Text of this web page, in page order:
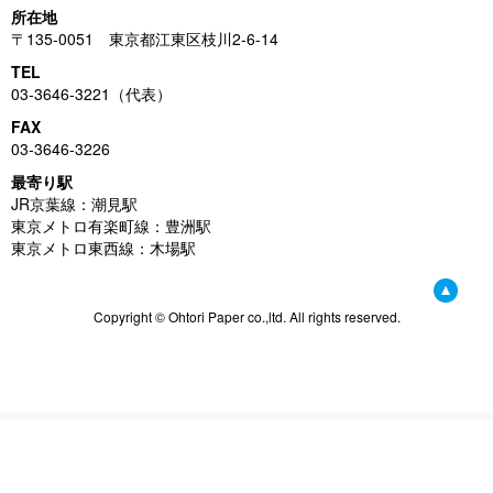
所在地
〒135-0051 東京都江東区枝川2-6-14
TEL
03-3646-3221（代表）
FAX
03-3646-3226
最寄り駅
JR京葉線：潮見駅
東京メトロ有楽町線：豊洲駅
東京メトロ東西線：木場駅
Copyright © Ohtori Paper co.,ltd. All rights reserved.